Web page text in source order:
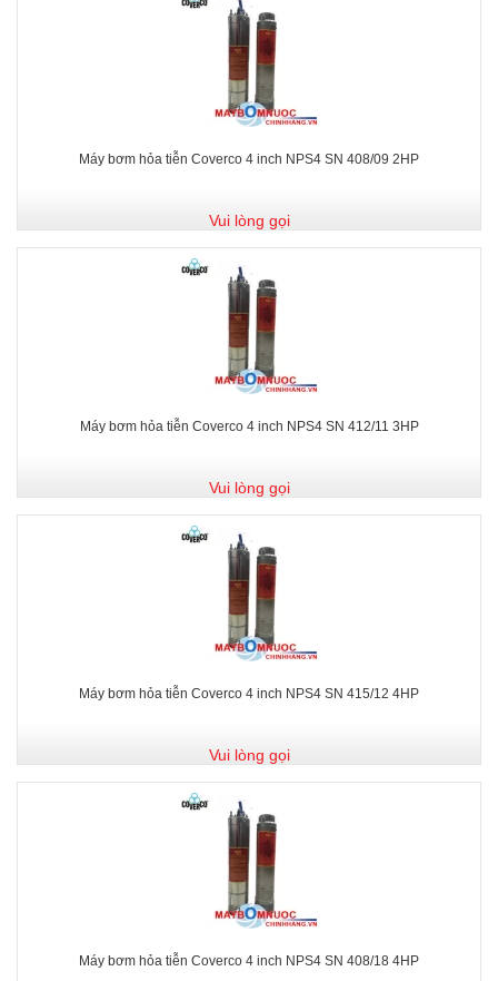
Máy bơm hỏa tiễn Coverco 4 inch NPS4 SN 408/09 2HP
Vui lòng gọi
Máy bơm hỏa tiễn Coverco 4 inch NPS4 SN 412/11 3HP
Vui lòng gọi
Máy bơm hỏa tiễn Coverco 4 inch NPS4 SN 415/12 4HP
Vui lòng gọi
Máy bơm hỏa tiễn Coverco 4 inch NPS4 SN 408/18 4HP